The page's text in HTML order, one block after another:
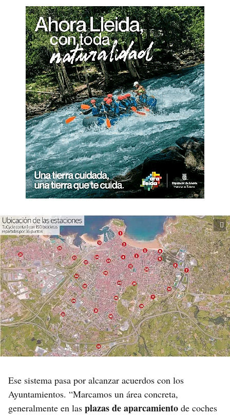
Ese sistema pasa por alcanzar acuerdos con los
Ayuntamientos. “Marcamos un área concreta,
generalmente en las plazas de aparcamiento de coches